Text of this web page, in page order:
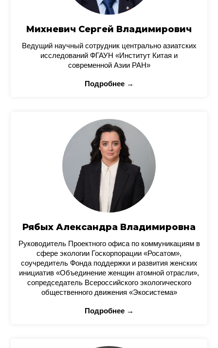
Михневич Сергей Владимирович
Ведущий научный сотрудник центрально азиатских
исследований ФГАУН «Институт Китая и
современной Азии РАН»
Подробнее →
Рябых Александра Владимировна
Руководитель Проектного офиса по коммуникациям в
сфере экологии Госкорпорации «Росатом»,
соучредитель Фонда поддержки и развития женских
инициатив «Объединение женщин атомной отрасли»,
сопредседатель Всероссийского экологического
общественного движения «Экосистема»
Подробнее →